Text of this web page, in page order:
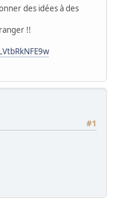
des idées à des
!!
#1